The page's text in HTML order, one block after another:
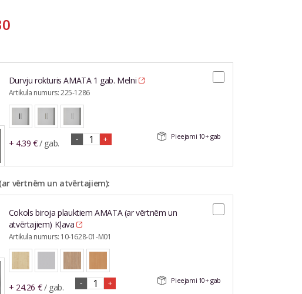
Durvju rokturis AMATA 1 gab. Melni
Artikula numurs:225-1286
+ 4.39 €/ gab. - + Pieejami 10+gab
vērtnēm un atvērtajiem):
Cokols biroja plauktiem AMATA (ar vērtnēm un
atvērtajiem) Kļava
Artikula numurs: 10-1628-01-M01
+ 24.26 €/ gab. - + Pieejami 10+gab